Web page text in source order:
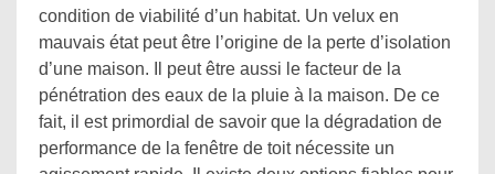
condition de viabilité d’un habitat. Un velux en
mauvais état peut être l’origine de la perte d’isolation
d’une maison. Il peut être aussi le facteur de la
pénétration des eaux de la pluie à la maison. De ce
fait, il est primordial de savoir que la dégradation de
performance de la fenêtre de toit nécessite un